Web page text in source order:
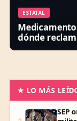
ESTATAL
dónde
★ LO MÁS
SEP